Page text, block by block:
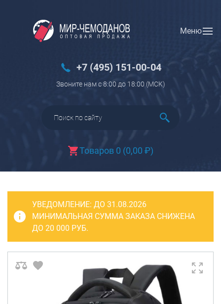
Меню
+7 (495) 151-00-04
Звоните нам с 8:00 до 18:00 (МCK)
Товаров 0 (0,00 ₽)
Вход Регистрация
Багаж
Чемоданы
Чемоданы детские
Пилоты на колесах
Рюкзаки детские для детских
Бьюти-кейсы
САКВОЯЖИ
РАСПРОДАЖА
Сумки колесные
Сумки спортивные
УВЕДОМЛЕНИЕ: ДО 31.08.2026
МИНИМАЛЬНАЯ СУММА ЗАКАЗА СНИЖЕНА
ДО 20 000 РУБ.